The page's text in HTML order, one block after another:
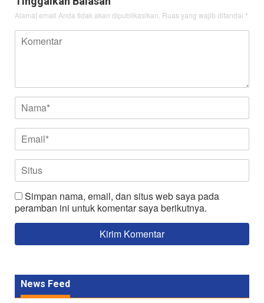
Alamat email Anda tidak akan dipublikasikan. Ruas yang wajib ditandai *
Simpan nama, email, dan situs web saya pada
peramban ini untuk komentar saya berikutnya.
News Feed